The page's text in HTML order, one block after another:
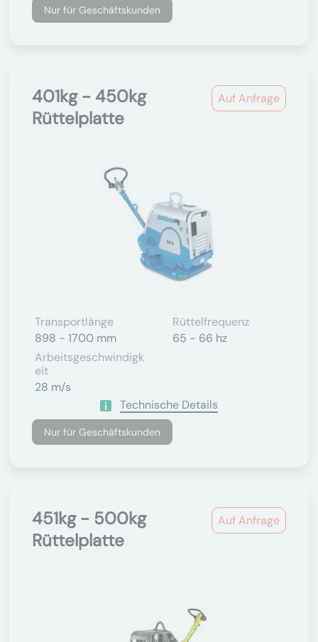
Nur für Geschäftskunden
Auf Anfrage
401kg - 450kg
Rüttelplatte
Transportlänge
898 - 1700 mm
Rüttelfrequenz
65 - 66 hz
Arbeitsgeschwindigk
Eit
28 m/s
Technische Details
Nur für Geschäftskunden
Auf Anfrage
451kg - 500kg
Rüttelplatte